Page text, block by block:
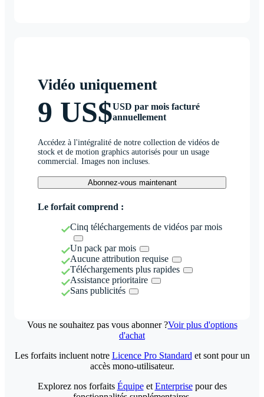
Vidéo uniquement
9 US$USD par mois facturé
annuellement
Accédez à l'intégralité de notre collection de vidéos de
stock et de motion graphics autorisés pour un usage
commercial. Images non incluses.
Abonnez-vous maintenant
Le forfait comprend :
Cinq téléchargements de vidéos par mois
Un pack par mois
Aucune attribution requise
Téléchargements plus rapides
Assistance prioritaire
Sans publicités
Vous ne souhaitez pas vous abonner ?Voir plus d'options
d'achat
Les forfaits incluent notre Licence Pro Standard et sont pour un
accès mono-utilisateur.
Explorez nos forfaits Équipeet Enterprisepour des